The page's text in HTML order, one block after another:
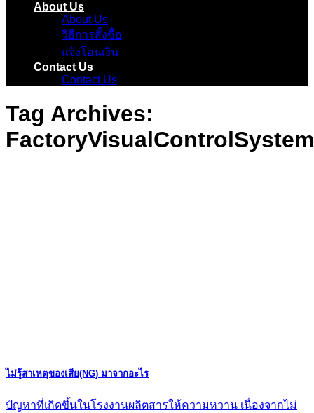
About Us
About Us
วิธีการสั้งซื้อ
แจ้งโอนเงิน
Contact Us
Contact Us
Tag Archives:
FactoryVisualControlSystem
ไม่รู้สาเหตุของเสีย(NG) มาจากอะไร
ปัญหาที่เกิดขึ้นในโรงงานผลิตสารให้ความหวาน เนื่องจากไม่